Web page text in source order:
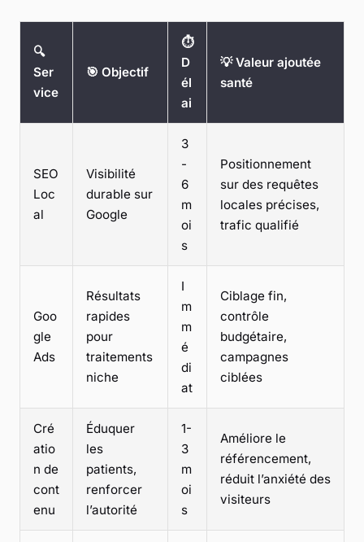
🔍
Ser
vice
🎯 Objectif
⏱️
D
él
ai
💡 Valeur ajoutée
santé
SEO
Loc
al
Visibilité
durable sur
Google
3
-
6
m
oi
s
Positionnement
sur des requêtes
locales précises,
trafic qualifié
Goo
gle
Ads
Résultats
rapides
pour
traitements
niche
I
m
m
é
di
at
Ciblage fin,
contrôle
budgétaire,
campagnes
ciblées
Cré
atio
n de
cont
enu
Éduquer
les
patients,
renforcer
l’autorité
1-
3
m
oi
s
Améliore le
référencement,
réduit l’anxiété des
visiteurs